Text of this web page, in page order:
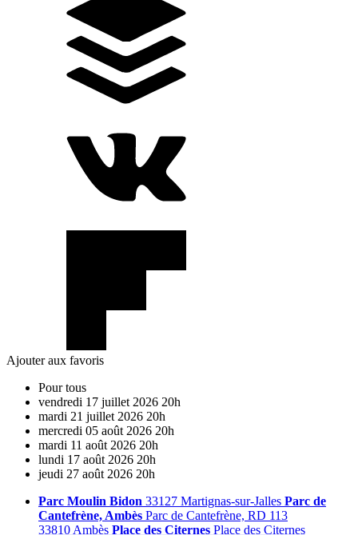
Ajouter aux favoris
Pour tous
vendredi 17 juillet 2026 20h
mardi 21 juillet 2026 20h
mercredi 05 août 2026 20h
mardi 11 août 2026 20h
lundi 17 août 2026 20h
jeudi 27 août 2026 20h
Parc Moulin Bidon 33127 Martignas-sur-Jalles Parc de
Cantefrène, Ambès Parc de Cantefrène, RD 113
33810 Ambès Place des Citernes Place des Citernes